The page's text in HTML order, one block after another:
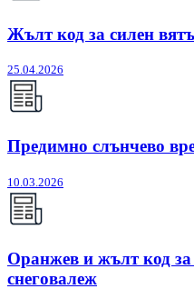
Жълт код за силен
25.04.2026
Предимно слънчево
10.03.2026
Оранжев и жълт код
снеговалеж